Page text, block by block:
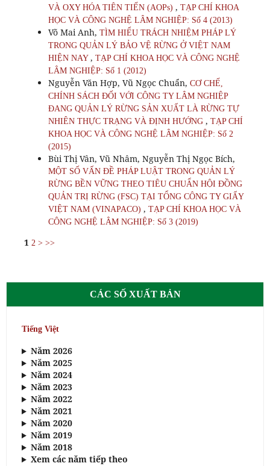
VÀ OXY HÓA TIÊN TIẾN (AOPs) , TẠP CHÍ KHOA
HỌC VÀ CÔNG NGHỆ LÂM NGHIỆP: Số 4 (2013)
Võ Mai Anh, TÌM HIỂU TRÁCH NHIỆM PHÁP LÝ
TRONG QUẢN LÝ BẢO VỆ RỪNG Ở VIỆT NAM
HIỆN NAY , TẠP CHÍ KHOA HỌC VÀ CÔNG NGHỆ
LÂM NGHIỆP: Số 1 (2012)
Nguyễn Văn Hợp, Vũ Ngọc Chuẩn, CƠ CHẾ,
CHÍNH SÁCH ĐỐI VỚI CÔNG TY LÂM NGHIỆP
ĐANG QUẢN LÝ RỪNG SẢN XUẤT LÀ RỪNG TỰ
NHIÊN THỰC TRẠNG VÀ ĐỊNH HƯỚNG , TẠP CHÍ
KHOA HỌC VÀ CÔNG NGHỆ LÂM NGHIỆP: Số 2
(2015)
Bùi Thị Vân, Vũ Nhâm, Nguyễn Thị Ngọc Bích,
MỘT SỐ VẤN ĐỀ PHÁP LUẬT TRONG QUẢN LÝ
RỪNG BỀN VỮNG THEO TIÊU CHUẨN HỘI ĐỒNG
QUẢN TRỊ RỪNG (FSC) TẠI TỔNG CÔNG TY GIẤY
VIỆT NAM (VINAPACO) , TẠP CHÍ KHOA HỌC VÀ
CÔNG NGHỆ LÂM NGHIỆP: Số 3 (2019)
1 2 > >>
CÁC SỐ XUẤT BẢN
Tiếng Việt
Năm 2026
Năm 2025
Năm 2024
Năm 2023
Năm 2022
Năm 2021
Năm 2020
Năm 2019
Năm 2018
Xem các năm tiếp theo